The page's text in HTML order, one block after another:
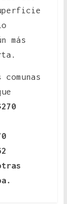
más